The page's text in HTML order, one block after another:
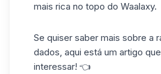
mais rica no topo do Waalaxy.
Se quiser saber mais sobre a
dados, aqui está um artigo
interessar! 👈